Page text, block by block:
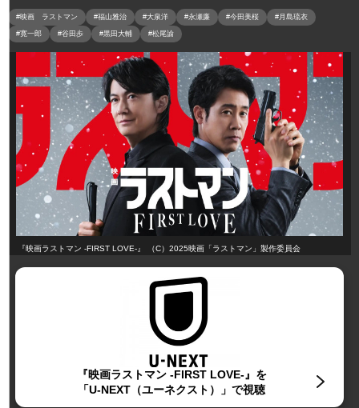
#映画 ラストマン #福山雅治 #大泉洋 #永瀬廉 #今田美桜 #月島琉衣
#寛一郎 #谷田歩 #黒田大輔 #松尾諭
『映画ラストマン ‐FIRST LOVE‐』 （C）2025映画「ラストマン」製作委員会
『映画ラストマン -FIRST LOVE-』を
「U-NEXT（ユーネクスト）」で視聴